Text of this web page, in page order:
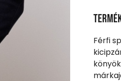
Férfi